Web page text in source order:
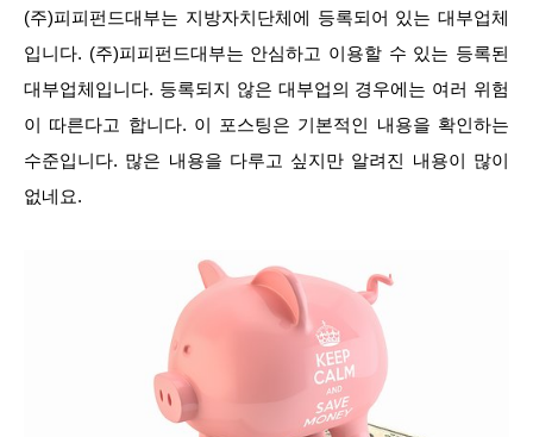
(주)피피펀드대부는 지방자치단체에 등록되어 있는 대부업체
입니다. (주)피피펀드대부는 안심하고 이용할 수 있는 등록된
대부업체입니다. 등록되지 않은 대부업의 경우에는 여러 위험
이 따른다고 합니다. 이 포스팅은 기본적인 내용을 확인하는
수준입니다. 많은 내용을 다루고 싶지만 알려진 내용이 많이
없네요.